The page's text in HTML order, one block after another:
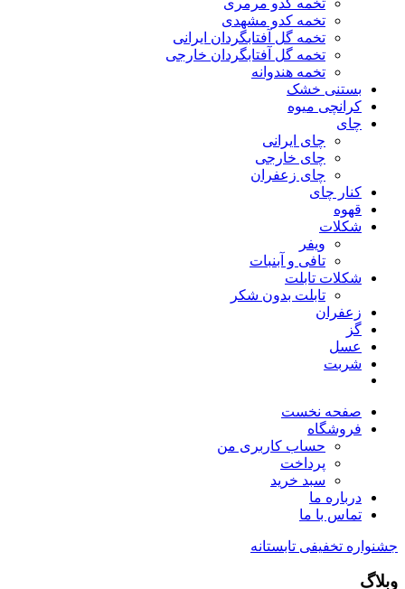
تخمه کدو مرمری
تخمه کدو مشهدی
تخمه گل آفتابگردان ایرانی
تخمه گل آفتابگردان خارجی
تخمه هندوانه
بستنی خشک
کرانچی میوه
چای
چای ایرانی
چای خارجی
چای زعفران
کنار چای
قهوه
شکلات
ویفر
تافی و آبنبات
شکلات تابلت
تابلت بدون شکر
زعفران
گز
عسل
شربت
صفحه نخست
فروشگاه
حساب کاربری من
پرداخت
سبد خرید
درباره ما
تماس با ما
جشنواره تخفیفی تابستانه
وبلاگ